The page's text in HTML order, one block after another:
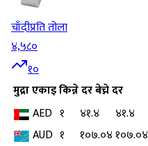
चाँदीप्रति तोला
४,५८०
१०
मुद्राएकाइकिन्ने दरबेच्ने दर
AED १ ४१.४
४१.४
AUD १ १०७.०४१०७.०४